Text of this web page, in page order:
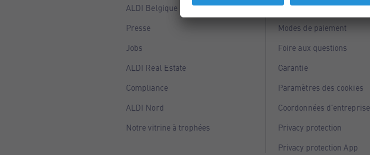
ALDI Belgique
Presse
Jobs
ALDI Real Estate
Compliance
ALDI Nord
Notre vitrine à trophées
Magasins
Modes de paiement
Foire aux questions
Garantie
Paramètres des cookies
Coordonnées d'entreprise
Privacy protection
Privacy protection App